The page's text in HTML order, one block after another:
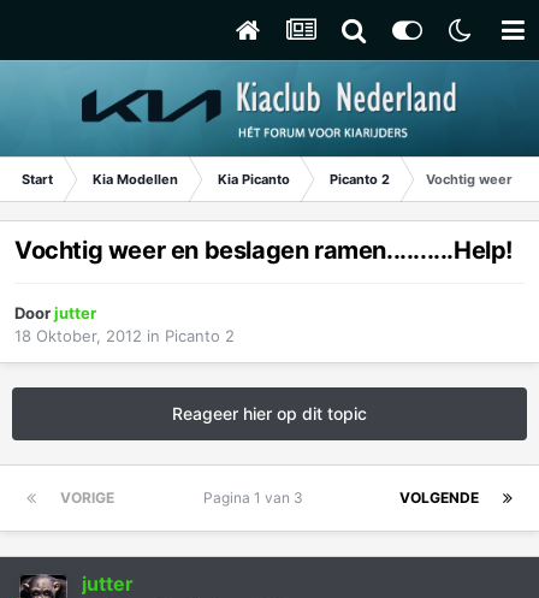
Start Kia Modellen Kia Picanto Picanto 2 Vochtig weer en
Vochtig weer en beslagen ramen..........Help!
Doorjutter
18 Oktober, 2012 in Picanto 2
Reageer hier op dit topic
VORIGE VOLGENDE
Pagina 1 van 3
jutter